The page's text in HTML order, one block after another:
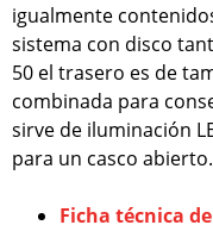
igualmente
sistema con disco
50 el trasero es de
combinada para
sirve de iluminación
para un casco abierto.
Ficha técnica